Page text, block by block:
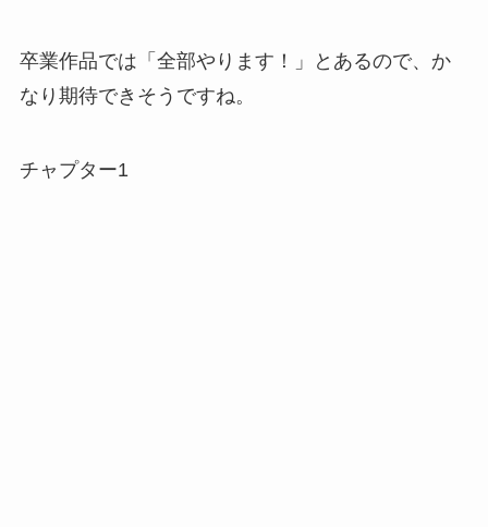
卒業作品では「全部やります！」とあるので、か
なり期待できそうですね。
チャプター1